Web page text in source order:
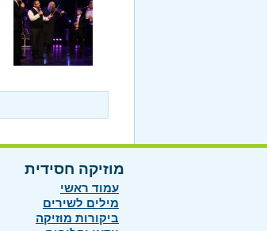
מוזיקה חסידית
עמוד ראשי
מילים לשירים
ביקורות מוזיקה